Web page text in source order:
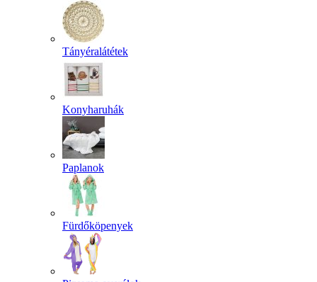
Tányéralátétek
Konyharuhák
Paplanok
Fürdőköpenyek